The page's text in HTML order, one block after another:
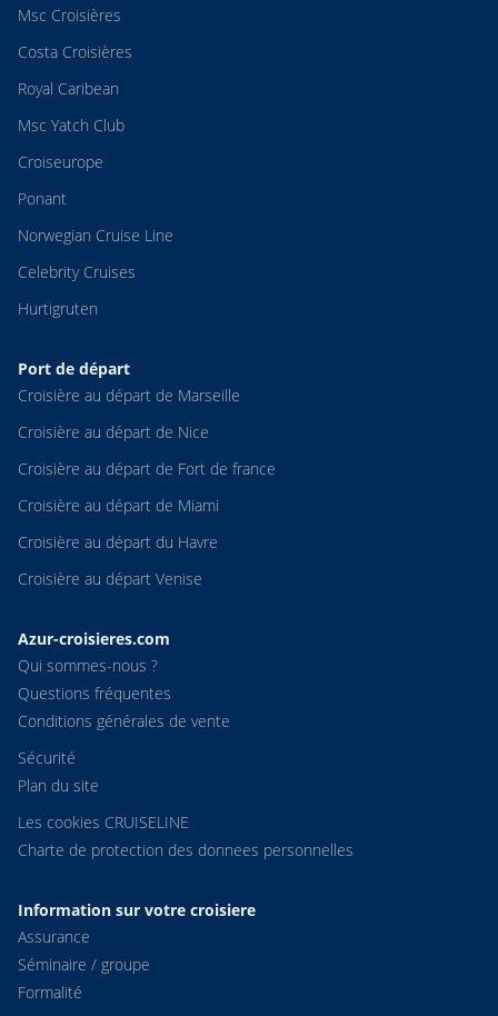
Msc Croisières
Costa Croisières
Royal Caribean
Msc Yatch Club
Croiseurope
Ponant
Norwegian Cruise Line
Celebrity Cruises
Hurtigruten
Port de départ
Croisière au départ de Marseille
Croisière au départ de Nice
Croisière au départ de Fort de france
Croisière au départ de Miami
Croisière au départ du Havre
Croisière au départ Venise
Azur-croisieres.com
Qui sommes-nous ?
Questions fréquentes
Conditions générales de vente
Sécurité
Plan du site
Les cookies CRUISELINE
Charte de protection des donnees personnelles
Information sur votre croisiere
Assurance
Séminaire / groupe
Formalité